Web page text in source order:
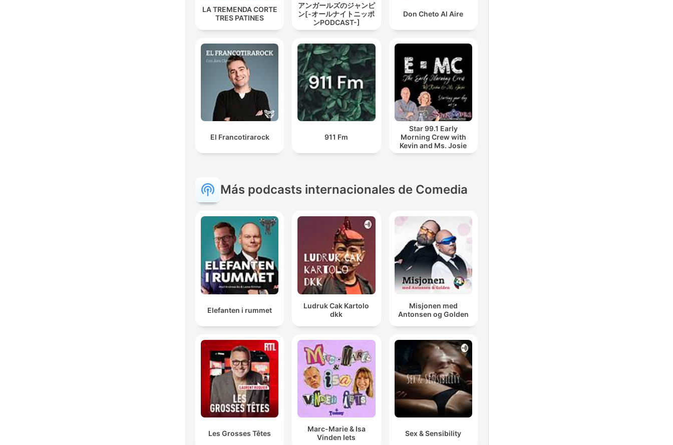
LA TREMENDA CORTE
TRES PATINES
アンガールズのジャンピ
ン[-オールナイトニッポ
ンPODCAST-]
Don Cheto Al Aire
El Francotirarock 911 Fm
Star 99.1 Early
Morning Crew with
Kevin and Ms. Josie
Más podcasts internacionales de Comedia
Elefanten i rummet
Ludruk Cak Kartolo
dkk
Misjonen med
Antonsen og Golden
Les Grosses Têtes
Marc-Marie & Isa
Vinden Iets
Sex & Sensibility